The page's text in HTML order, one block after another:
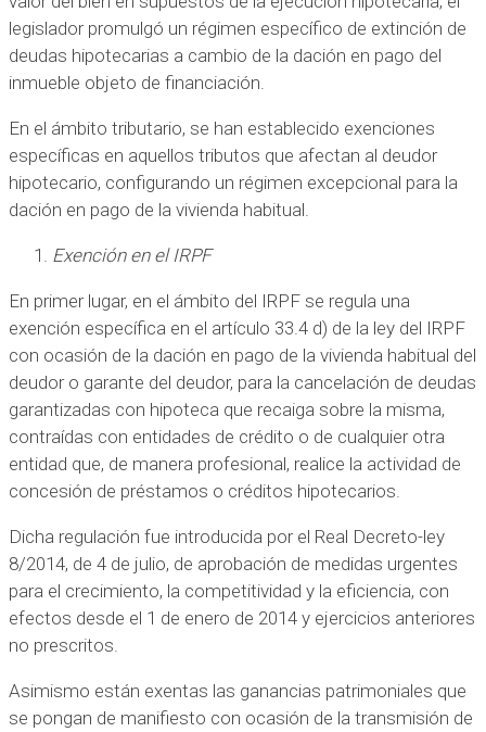
legislador promulgó un régimen específico de extinción de
deudas hipotecarias a cambio de la dación en pago del
inmueble objeto de financiación.
En el ámbito tributario, se han establecido exenciones
específicas en aquellos tributos que afectan al deudor
hipotecario, configurando un régimen excepcional para la
dación en pago de la vivienda habitual.
Exención en el IRPF
En primer lugar, en el ámbito del IRPF se regula una
exención específica en el artículo 33.4 d) de la ley del IRPF
con ocasión de la dación en pago de la vivienda habitual del
deudor o garante del deudor, para la cancelación de deudas
garantizadas con hipoteca que recaiga sobre la misma,
contraídas con entidades de crédito o de cualquier otra
entidad que, de manera profesional, realice la actividad de
concesión de préstamos o créditos hipotecarios.
Dicha regulación fue introducida por el Real Decreto-ley
8/2014, de 4 de julio, de aprobación de medidas urgentes
para el crecimiento, la competitividad y la eficiencia, con
efectos desde el 1 de enero de 2014 y ejercicios anteriores
no prescritos.
Asimismo están exentas las ganancias patrimoniales que
se pongan de manifiesto con ocasión de la transmisión de